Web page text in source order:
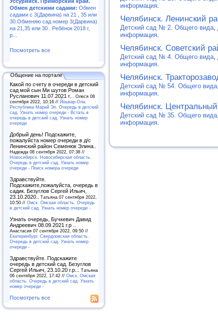
Обмен детскими садами: Обмен
садами с 3(Дарвина) на 21 , 35 или
30.Обменяю сад номер 3(Дарвина)
на 21,35 или 30 . Ребёнок 2018 г,
р...
Посмотреть все
Общение на портале
Какой по счету в очереди в детский
сад мой сын Ми шутов Роман
Русланович 11.07.2021 г... Олеся 08
сентября 2022, 10:16 // Йошкар-Ола.
Республика Марий Эл. Очередь в детский
сад. Узнать номер очереди - Встать в
очередь в детский сад. Узнать номер
очереди
Добрый день! Подскажите,
пожалуйста номер очереди в д/с
Ленинский район Семенюк Элина..
Надежда 08 сентября 2022, 07:38 //
Новосибирск. Новосибирская область.
Очередь в детский сад. Узнать номер
очереди - Поиск номера очереди
Здравствуйте.
Подскажите,пожалуйста, очередь в
садик. Безуглов Сергей Ильич,
23.10.2020.. Татьяна 07 сентября 2022,
10:50 // Омск. Омская область. Очередь
в детский сад. Узнать номер очереди -
Узнать очередь, Бучкевич Давид
Андреевич 08.09.2021 г.р ..
Анастасия 07 сентября 2022, 09:50 //
Екатеринбург. Свердловская область.
Очередь в детский сад. Узнать номер
очереди -
Здравствуйте. Подскажите
очередь в детский сад. Безуглов
Сергей Ильич, 23.10.20 г.р... Татьяна
06 сентября 2022, 17:42 // Омск. Омская
область. Очередь в детский сад. Узнать
номер очереди -
Посмотреть все
информация
Челябинск. Ленинский
Детский сад № 2. Общего вида
информация
Челябинск. Советский
Детский сад № 4. Общего вида
информация
Челябинск.
Детский сад № 54. Общего вида
информация
Челябинск.
Детский сад № 35. Общего вида
информация